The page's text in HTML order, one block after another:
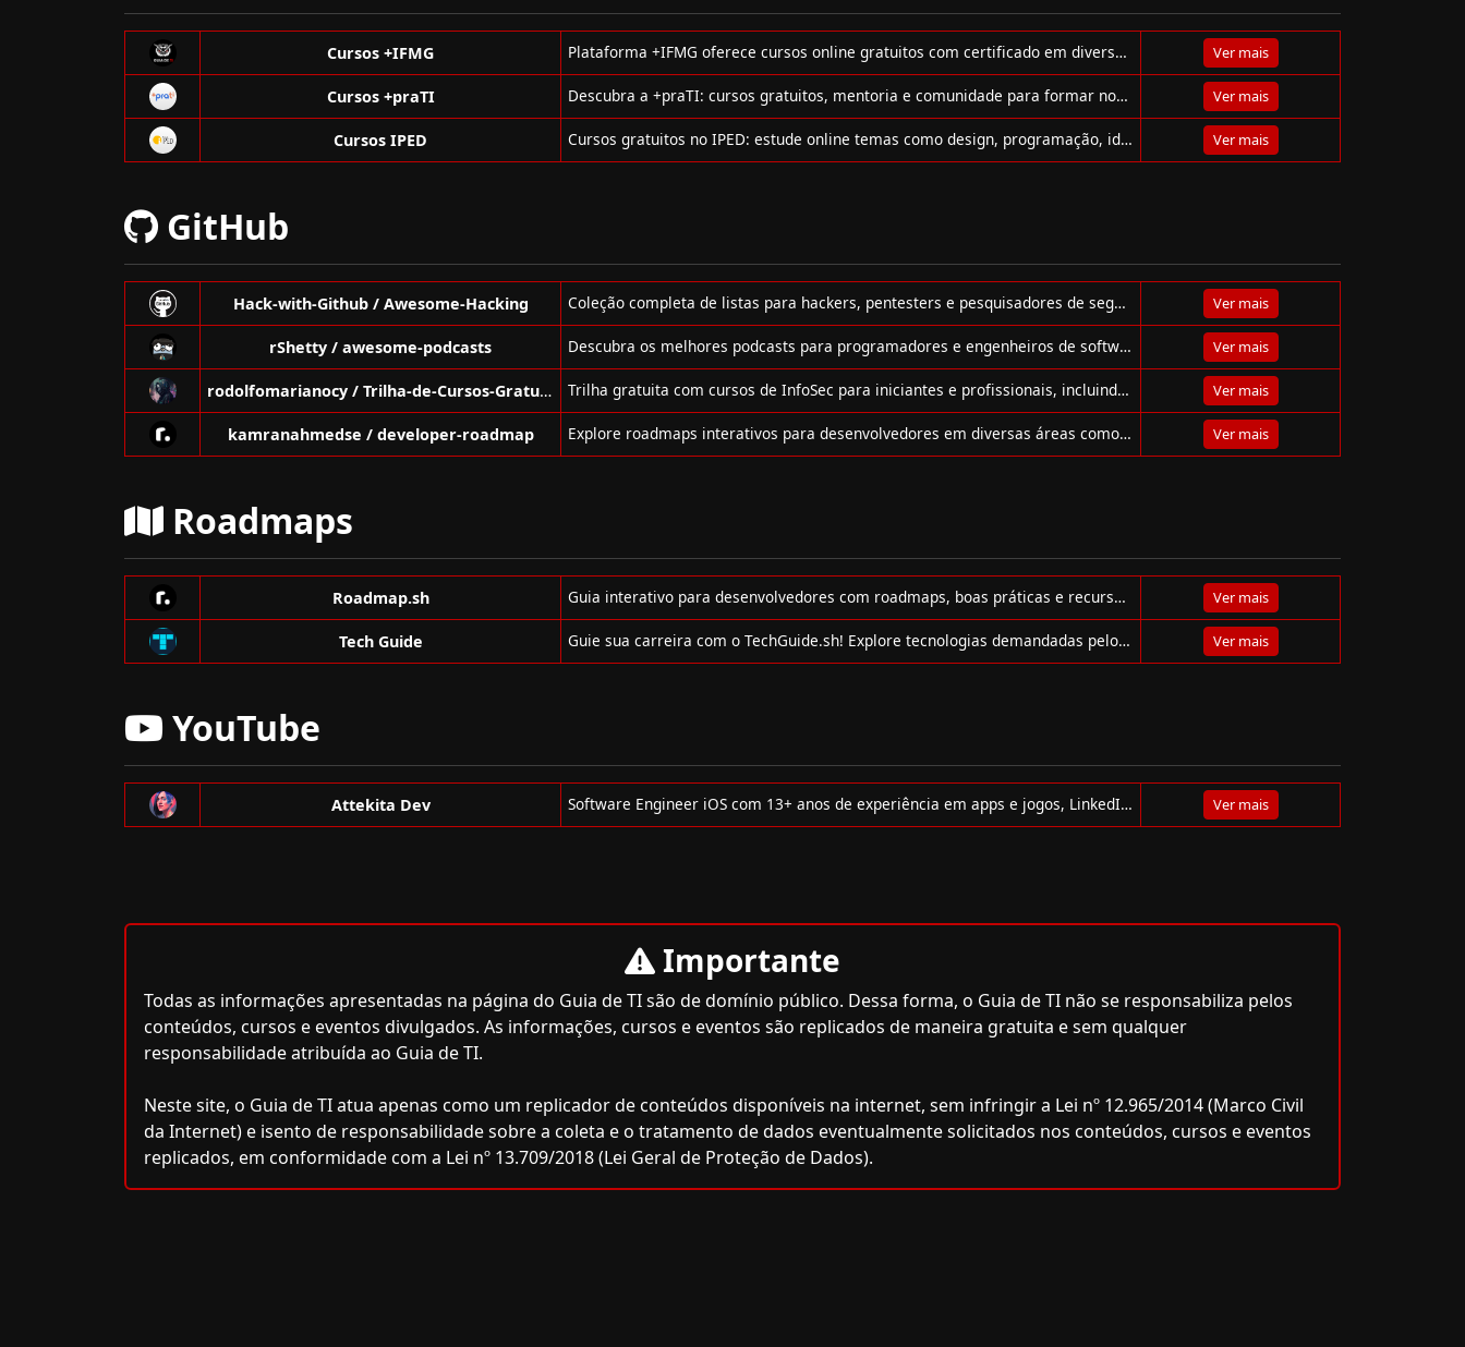
Cursos +IFMG Plataforma +IFMG oferece cursos online gratuitos com certificado em diversas áreas do conhecimento. Acesse e qualifique-se! Ver mais
Cursos +praTI Descubra a +praTI: cursos gratuitos, mentoria e comunidade para formar novos talentos em tecnologia. Comece sua carreira em TI hoje! Ver mais
Cursos IPED Cursos gratuitos no IPED: estude online temas como design, programação, idiomas e mais. Certificados e acesso flexível! Ver mais
GitHub
Hack-with-Github / Awesome-Hacking Coleção completa de listas para hackers, pentesters e pesquisadores de segurança, direto do repositório Awesome Hacking. Ver mais
rShetty / awesome-podcasts Descubra os melhores podcasts para programadores e engenheiros de software, com temas de carreira, linguagens, frameworks e mais! Ver mais
rodolfomarianocy / Trilha-de-Cursos-Gratuitos-para-InfoSec Trilha gratuita com cursos de InfoSec para iniciantes e profissionais, incluindo Red Team, Blue Team, GRC e mais. Ver mais
kamranahmedse / developer-roadmap Explore roadmaps interativos para desenvolvedores em diversas áreas como Frontend, DevOps, IA, Segurança e muito mais. Ver mais
Roadmaps
Roadmap.sh Guia interativo para desenvolvedores com roadmaps, boas práticas e recursos educacionais para aprender e crescer em diversas áreas da tecnologia. Ver mais
Tech Guide Guie sua carreira com o TechGuide.sh! Explore tecnologias demandadas pelo mercado, pratique desafios e descubra seu caminho ideal. Ver mais
YouTube
Attekita Dev Software Engineer iOS com 13+ anos de experiência em apps e jogos, LinkedIn Top Voice 2023, criadora de conteúdo, palestrante e premiada desenvolvedora. Ver mais
Importante
Todas as informações apresentadas na página do Guia de TI são de domínio público. Dessa forma, o Guia de TI não se responsabiliza pelos
conteúdos, cursos e eventos divulgados. As informações, cursos e eventos são replicados de maneira gratuita e sem qualquer
responsabilidade atribuída ao Guia de TI.
Neste site, o Guia de TI atua apenas como um replicador de conteúdos disponíveis na internet, sem infringir a Lei nº 12.965/2014 (Marco Civil
da Internet) e isento de responsabilidade sobre a coleta e o tratamento de dados eventualmente solicitados nos conteúdos, cursos e eventos
replicados, em conformidade com a Lei nº 13.709/2018 (Lei Geral de Proteção de Dados).